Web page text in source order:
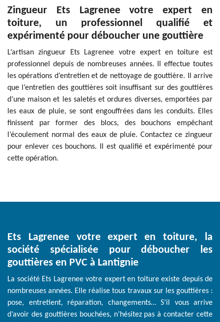
Zingueur Ets Lagrenee votre expert en
toiture, un professionnel qualifié et
expérimenté pour déboucher une gouttière
L’artisan zingueur Ets Lagrenee votre expert en toiture est
professionnel depuis de nombreuses années. Il effectue toutes
les opérations d’entretien et de nettoyage de gouttière. Il arrive
que l’entretien des gouttières soit insuffisant sur des gouttières
d’une maison et les saletés et ordures diverses, emportées par
les eaux de pluie, se sont engouffrées dans les conduits. Elles
finissent par former des blocs, des bouchons empêchant
l’écoulement normal des eaux de pluie. Contactez ce zingueur
pour enlever ces bouchons. Il est qualifié et expérimenté pour
cette opération.
Ets Lagrenee votre expert en toiture, la
société spécialisée pour déboucher les
gouttières en PVC à Lantignie
La société Ets Lagrenee votre expert en toiture existe depuis de
nombreuses années. Elle réalise tous travaux sur les gouttières :
pose, entretient, réparation, changements… S’il vous arrive
d’avoir des gouttières bouchées, n’hésitez pas à contacter cette